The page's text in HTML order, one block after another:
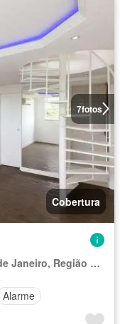
7fotos
Cobertura
Região Geográfica Imediata do Rio de Janeiro, Região Metropolitana do Rio de Janeiro
Alarme